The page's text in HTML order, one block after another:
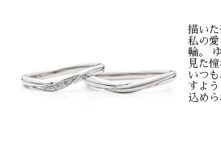
リーな着け心地を ご提供しております
けやすいのですが外れやすく、 浮腫ん
やすいことが欠点です。正直に申し上
際に着け続けてみないとわかりません。
ルや体形が変わってしまった 場合など
描いた
私の
輪。
見た
いつ
すよ
込めら